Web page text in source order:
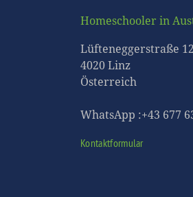
Homeschooler in
Lüfteneggerstraße 12
4020 Linz
Österreich
WhatsApp :+43 677
Kontaktformular